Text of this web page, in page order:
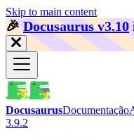
Skip to main content
🎉️Docusaurus v3.10
DocusaurusDocumentação
3.9.2